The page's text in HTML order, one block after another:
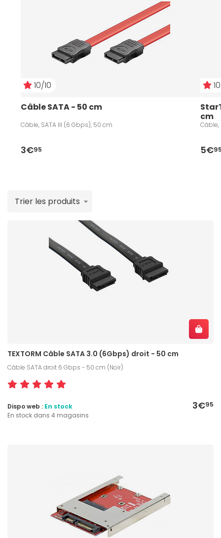
raccorder directement sur votre carte mère à un
10/10
Câble SATA - 50 cm
Câble, SATA III (6 Gbps), 50 cm
3€95
cm
Câble,
5€
Trier les produits
TEXTORM Câble SATA 3.0 (6Gbps) droit - 50 cm
Câble SATA droit 6 Gbps - 50 cm (Noir)
3€95
Dispo web : En stock
En stock dans 4 magasins